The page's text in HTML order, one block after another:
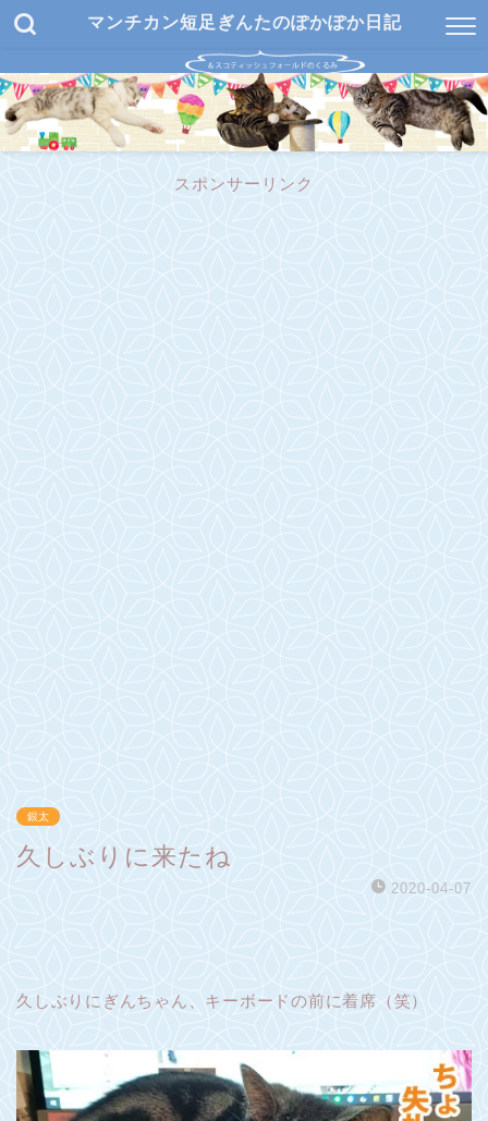
マンチカン短足ぎんたのぽかぽか日記
スポンサーリンク
銀太
久しぶりに来たね
2020-04-07
久しぶりにぎんちゃん、キーボードの前に着席（笑）